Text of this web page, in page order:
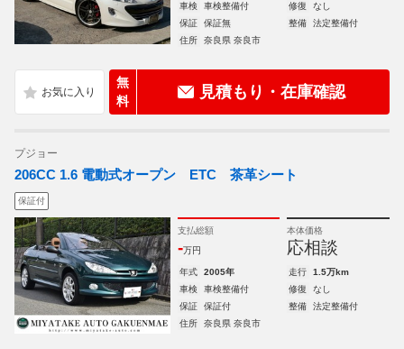
車検
車検整備付 修復
なし
保証
保証無 整備
法定整備付
住所
奈良県 奈良市
無
料
見積もり・在庫確認
プジョー
206CC 1.6 電動式オープン ETC 茶革シート
保証付
支払総額
-万円
本体価格
応相談
年式 2005年 走行
1.5万km
車検
車検整備付 修復
なし
保証
保証付 整備
法定整備付
住所
奈良県 奈良市